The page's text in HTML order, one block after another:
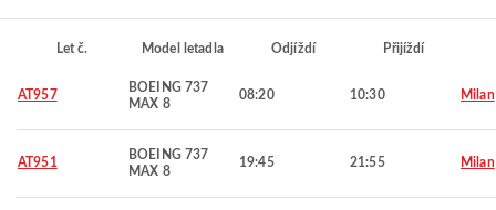
Let č. Model letadla Odjíždí Přijíždí
AT957
BOEING 737
MAX 8
08:20 10:30 Milan
AT951
BOEING 737
MAX 8
19:45 21:55 Milan